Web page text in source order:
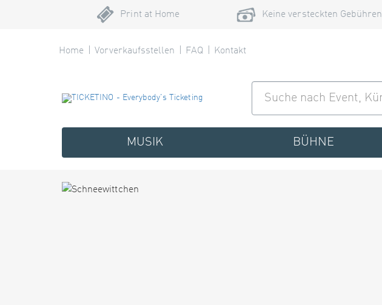
Print at Home Keine versteckten Gebühren
Home Vorverkaufsstellen FAQ Kontakt
MUSIK BÜHNE